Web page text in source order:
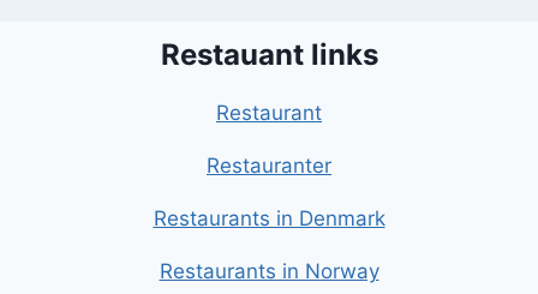
Restauant links
Restaurant
Restauranter
Restaurants in Denmark
Restaurants in Norway